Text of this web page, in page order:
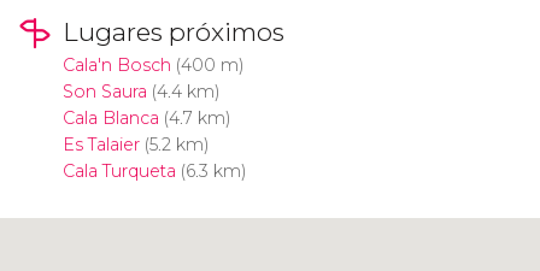
Lugares próximos
Cala'n Bosch (400 m)
Son Saura (4.4 km)
Cala Blanca (4.7 km)
Es Talaier(5.2 km)
Cala Turqueta (6.3 km)